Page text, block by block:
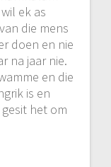
ek as
die mens
doen en nie
na jaar nie.
en die
is en
het om